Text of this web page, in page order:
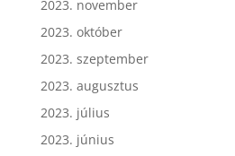
2023. november
2023. október
2023. szeptember
2023. augusztus
2023. július
2023. június